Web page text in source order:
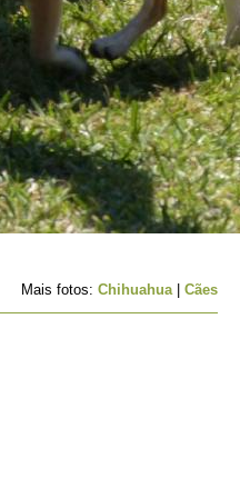
Mais fotos: Chihuahua| Cães